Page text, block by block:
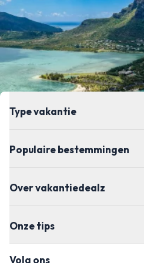
Type vakantie
Populaire bestemmingen
Over vakantiedealz
Onze tips
Volg ons